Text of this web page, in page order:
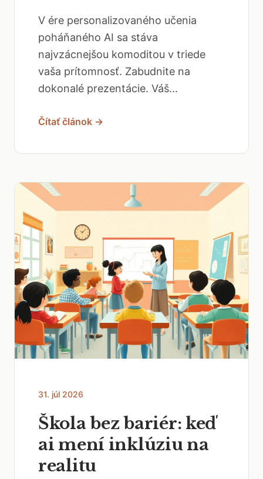
V ére personalizovaného učenia
poháňaného AI sa stáva
najvzácnejšou komoditou v triede
vaša prítomnosť. Zabudnite na
dokonalé prezentácie. Váš...
Čítať článok →
31. júl 2026
Škola bez bariér: keď
ai mení inklúziu na
realitu